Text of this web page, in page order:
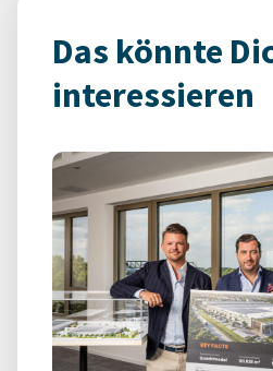
Das könnte
interessieren